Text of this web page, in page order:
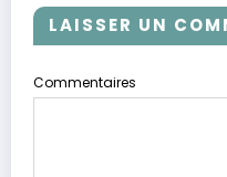
LAISSER UN
Commentaires